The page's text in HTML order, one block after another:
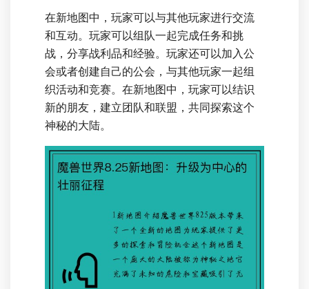
在新地图中，玩家可以与其他玩家进行交流
和互动。玩家可以组队一起完成任务和挑
战，分享战利品和经验。玩家还可以加入公
会或者创建自己的公会，与其他玩家一起组
织活动和竞赛。在新地图中，玩家可以结识
新的朋友，建立团队和联盟，共同探索这个
神秘的大陆。